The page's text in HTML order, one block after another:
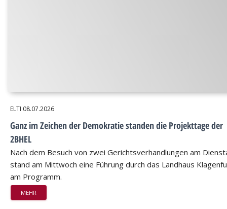
ELTI 08.07.2026
Ganz im Zeichen der Demokratie standen die Projekttage der
2BHEL
Nach dem Besuch von zwei Gerichtsverhandlungen am
stand am Mittwoch eine Führung durch das Landhaus
am Programm.
MEHR